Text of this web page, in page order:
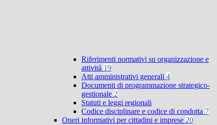
Riferimenti normativi su organizzazione e
attività 19
Atti amministrativi generali 4
Documenti di programmazione strategico-
gestionale 2
Statuti e leggi regionali
Codice disciplinare e codice di condotta 7
Oneri informativi per cittadini e imprese 20